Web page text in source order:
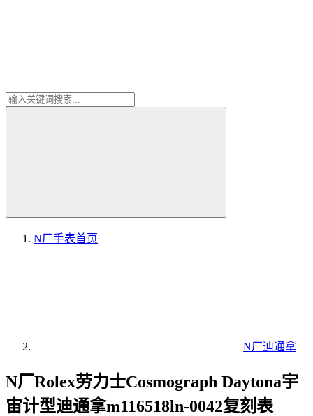
N厂手表首页
N厂迪通拿
N厂Rolex劳力士Cosmograph Daytona宇
宙计型迪通拿m116518ln-0042复刻表